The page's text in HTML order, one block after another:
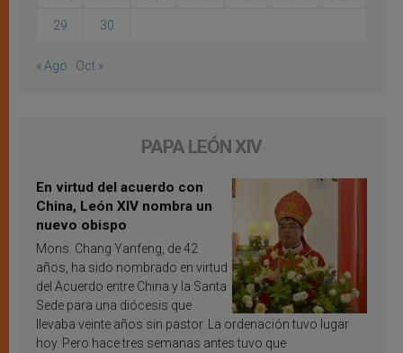
29 30
« Ago Oct »
PAPA LEÓN XIV
En virtud del acuerdo con
China, León XIV nombra un
nuevo obispo
Mons. Chang Yanfeng, de 42
años, ha sido nombrado en virtud
del Acuerdo entre China y la Santa
Sede para una diócesis que
llevaba veinte años sin pastor. La ordenación tuvo lugar
hoy. Pero hace tres semanas antes tuvo que